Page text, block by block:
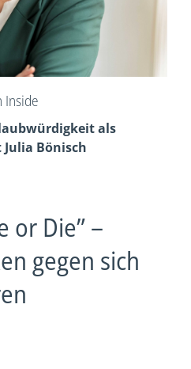
Inside
als
Bönisch
or Die” –
gegen sich